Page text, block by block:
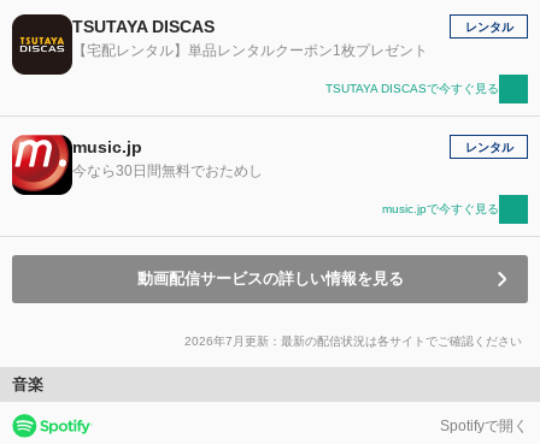
TSUTAYA DISCAS
【宅配レンタル】単品レンタルクーポン1枚プレゼント
レンタル
TSUTAYA DISCASで今すぐ見る
music.jp
今なら30日間無料でおためし
レンタル
music.jpで今すぐ見る
動画配信サービスの詳しい情報を見る
2026年7月更新：最新の配信状況は各サイトでご確認ください
音楽
Spotifyで開く